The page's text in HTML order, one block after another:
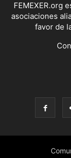
FEMEXER.org
asociaciones
favor de